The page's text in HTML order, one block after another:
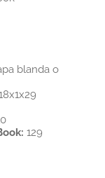
blanda o
129